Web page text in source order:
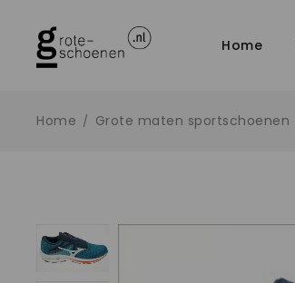
Home
Home / Grote maten sportschoenen